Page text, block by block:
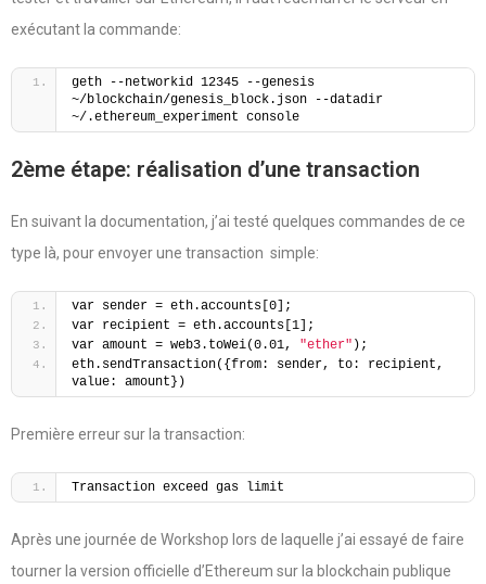
exécutant la commande:
geth --networkid 12345 --genesis
~/blockchain/genesis_block.json --datadir
~/.ethereum_experiment console
2ème étape: réalisation d’une transaction
En suivant la documentation, j’ai testé quelques commandes de ce
type là, pour envoyer une transaction simple:
var sender = eth.accounts[0];
var recipient = eth.accounts[1];
var amount = web3.toWei(0.01, "ether" );
eth.sendTransaction({from: sender, to: recipient,
value: amount})
Première erreur sur la transaction:
Transaction exceed gas limit
Après une journée de Workshop lors de laquelle j’ai essayé de faire
tourner la version officielle d’Ethereum sur la blockchain publique